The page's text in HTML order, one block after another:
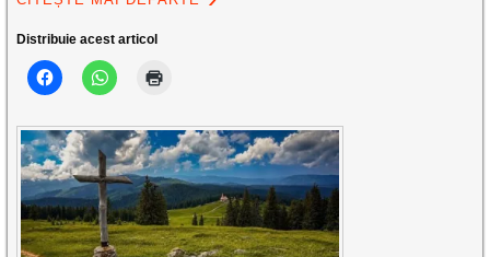
Distribuie acest articol